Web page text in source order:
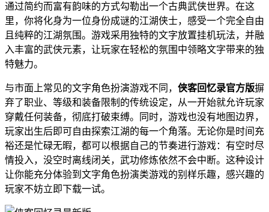
通过简约而富有韵味的方式勾勒出一个古典武侠世界。在这
里，你将化身为一位身份成谜的江湖侠士，感受一个完全自由
且纯粹的江湖氛围。游戏采用独特的文字放置挂机玩法，并融
入丰富的武侠元素，让玩家在轻松的氛围中领略文字带来的独
特魅力。
与市面上常见的文字角色扮演游戏不同， 侠客回忆录官方版摒
弃了职业、等级和装备限制的传统设定，从一开始就允许玩家
穿戴任何装备，彻底打破束缚。同时，游戏也没有地图边界，
玩家出生后即可自由探索江湖的每一个角落。无论你是时间充
裕还是忙碌无暇，都可以根据自己的节奏进行游戏：有空时尽
情投入，没空时离线闭关，武功修炼依然不会中断。这种设计
让你能充分体验到文字角色扮演类游戏的别样乐趣，感兴趣的
玩家不妨立即下载一试。